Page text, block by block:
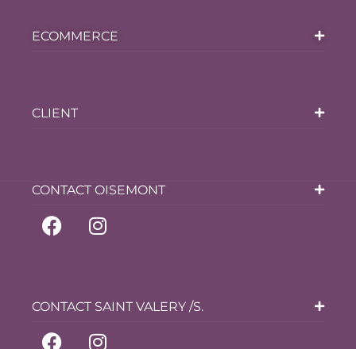
ECOMMERCE
CLIENT
CONTACT OISEMONT
CONTACT SAINT VALERY /S.